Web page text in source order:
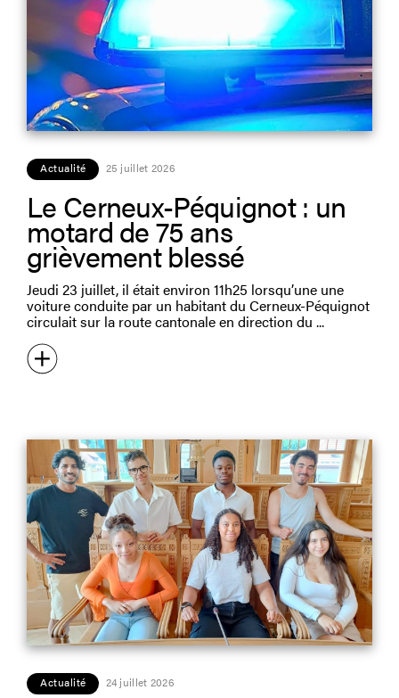
Actualité 25 juillet 2026
Le Cerneux-Péquignot : un
motard de 75 ans
grièvement blessé
Jeudi 23 juillet, il était environ 11h25 lorsqu’une une
voiture conduite par un habitant du Cerneux-Péquignot
circulait sur la route cantonale en direction du
Actualité 24 juillet 2026